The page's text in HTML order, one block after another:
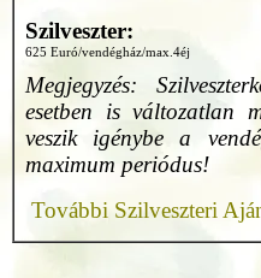
Szilveszter:
625 Euró/vendégház/max.4éj
Megjegyzés:
esetben is változatlan
veszik igénybe a
maximum periódus!
További Szilveszteri